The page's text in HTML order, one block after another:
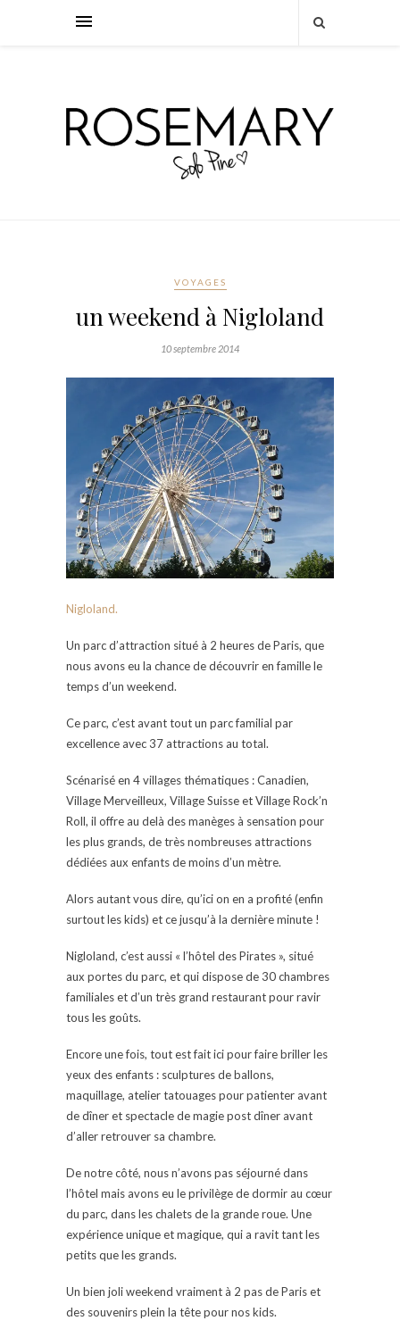
VOYAGES
un weekend à Nigloland
10 septembre 2014
Nigloland.
Un parc d’attraction situé à 2 heures de Paris, que
nous avons eu la chance de découvrir en famille le
temps d’un weekend.
Ce parc, c’est avant tout un parc familial par
excellence avec 37 attractions au total.
Scénarisé en 4 villages thématiques : Canadien,
Village Merveilleux, Village Suisse et Village Rock’n
Roll, il offre au delà des manèges à sensation pour
les plus grands, de très nombreuses attractions
dédiées aux enfants de moins d’un mètre.
Alors autant vous dire, qu’ici on en a profité (enfin
surtout les kids) et ce jusqu’à la dernière minute !
Nigloland, c’est aussi « l’hôtel des Pirates », situé
aux portes du parc, et qui dispose de 30 chambres
familiales et d’un très grand restaurant pour ravir
tous les goûts.
Encore une fois, tout est fait ici pour faire briller les
yeux des enfants : sculptures de ballons,
maquillage, atelier tatouages pour patienter avant
de dîner et spectacle de magie post dîner avant
d’aller retrouver sa chambre.
De notre côté, nous n’avons pas séjourné dans
l’hôtel mais avons eu le privilège de dormir au cœur
du parc, dans les chalets de la grande roue. Une
expérience unique et magique, qui a ravit tant les
petits que les grands.
Un bien joli weekend vraiment à 2 pas de Paris et
des souvenirs plein la tête pour nos kids.